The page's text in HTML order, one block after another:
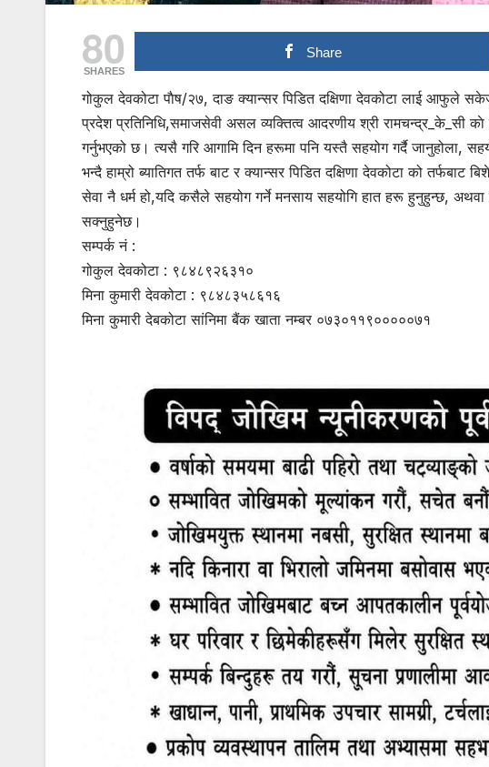
80
SHARES
Share
गोकुल देवकोटा पाैष/२७, दाङ क्यान्सर पिडित दक्षिणा देवकोटा लाई आफुले
प्रदेश प्रतिनिधि,समाजसेवी असल व्यक्तित्व आदरणीय श्री
गर्नुभएको छ। त्यसै गरि आगामि दिन हरूमा पनि यस्तै सहयोग गर्दै जानुहोला,
भन्दै हाम्रो ब्यातिगत तर्फ बाट र क्यान्सर पिडित दक्षिणा देवकोटा को तर्फबाट
सेवा नै धर्म हो,यदि कसैले सहयोग गर्ने मनसाय सहयोगि हात हरू हुनुहुन्छ,
सक्नुहुनेछ।
सम्पर्क नं :
गोकुल देवकोटा : ९८४८९२६३१०
मिना कुमारी देवकोटा : ९८४८३५८६१६
मिना कुमारी देबकोटा सांनिमा बैंक खाता नम्बर ०७३०११९०००००७१